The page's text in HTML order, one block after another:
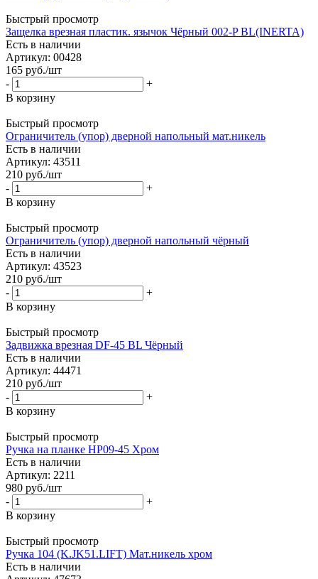
Быстрый просмотр
Защелка врезная пластик. язычок Чёрный 002-P BL(INERTA)
Есть в наличии
Артикул: 00428
165 руб./шт
-
+
В корзину
Быстрый просмотр
Ограничитель (упор) дверной напольный мат.никель
Есть в наличии
Артикул: 43511
210 руб./шт
-
+
В корзину
Быстрый просмотр
Ограничитель (упор) дверной напольный чёрный
Есть в наличии
Артикул: 43523
210 руб./шт
-
+
В корзину
Быстрый просмотр
Задвижка врезная DF-45 BL Чёрный
Есть в наличии
Артикул: 44471
210 руб./шт
-
+
В корзину
Быстрый просмотр
Ручка на планке HP09-45 Хром
Есть в наличии
Артикул: 2211
980 руб./шт
-
+
В корзину
Быстрый просмотр
Ручка 104 (K.JK51.LIFT) Мат.никель хром
Есть в наличии